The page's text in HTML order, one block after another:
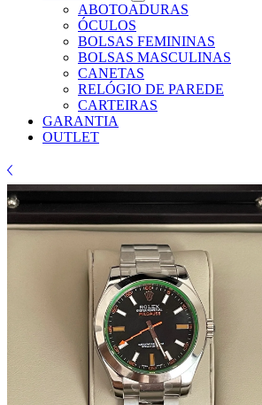
ABOTOADURAS
ÓCULOS
BOLSAS FEMININAS
BOLSAS MASCULINAS
CANETAS
RELÓGIO DE PAREDE
CARTEIRAS
GARANTIA
OUTLET